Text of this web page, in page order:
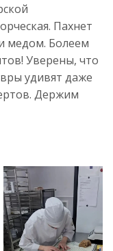
Пахнет
медом. Болеем
Уверены, что
удивят даже
Держим